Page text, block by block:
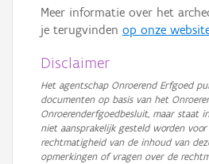
Meer informatie over het
je terugvinden op onze
Disclaimer
Het agentschap Onroerend Erfgoed
documenten op basis van het
Onroerenderfgoedbesluit, maar staat
niet aansprakelijk gesteld worden
rechtmatigheid van de inhoud van
opmerkingen of vragen over de